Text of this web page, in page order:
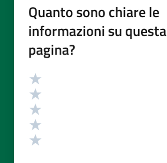
Quanto sono chiare le
informazioni su questa
pagina?
Valutazione